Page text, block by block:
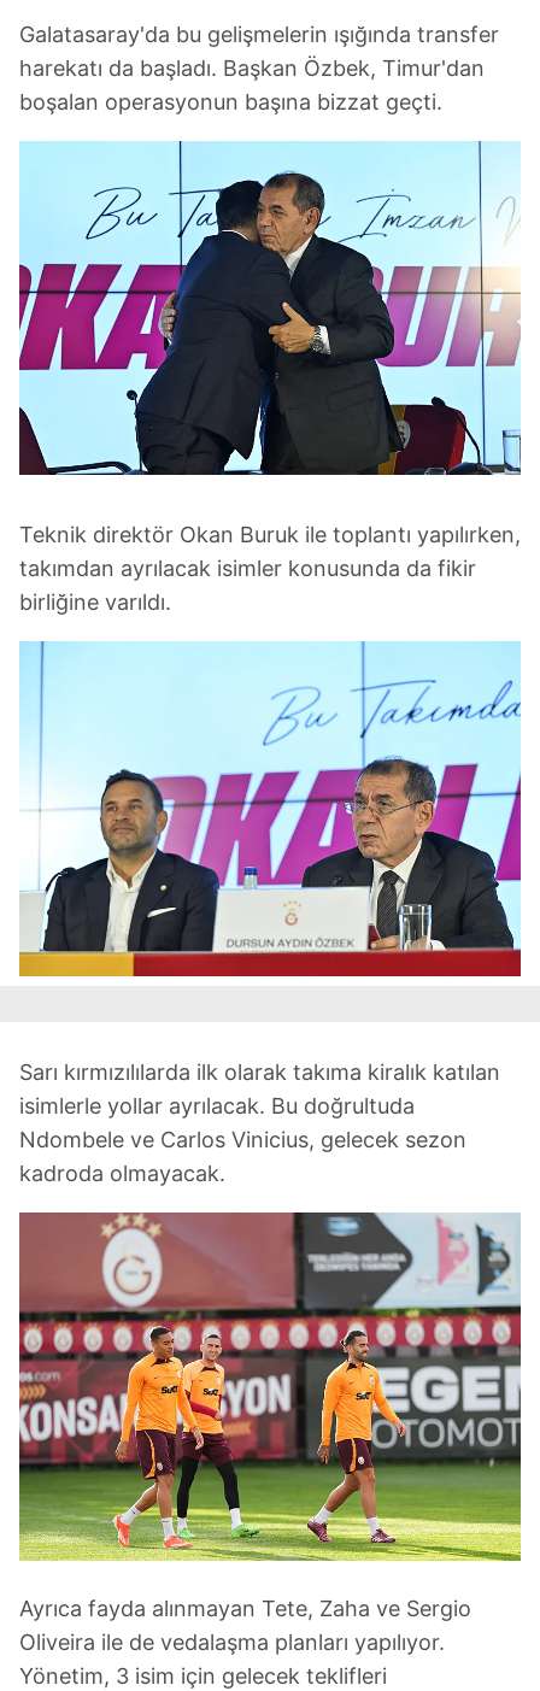
Galatasaray'da bu gelişmelerin ışığında transfer
harekatı da başladı. Başkan Özbek, Timur'dan
boşalan operasyonun başına bizzat geçti.
Teknik direktör Okan Buruk ile toplantı yapılırken,
takımdan ayrılacak isimler konusunda da fikir
birliğine varıldı.
Sarı kırmızılılarda ilk olarak takıma kiralık katılan
isimlerle yollar ayrılacak. Bu doğrultuda
Ndombele ve Carlos Vinicius, gelecek sezon
kadroda olmayacak.
Ayrıca fayda alınmayan Tete, Zaha ve Sergio
Oliveira ile de vedalaşma planları yapılıyor.
Yönetim, 3 isim için gelecek teklifleri